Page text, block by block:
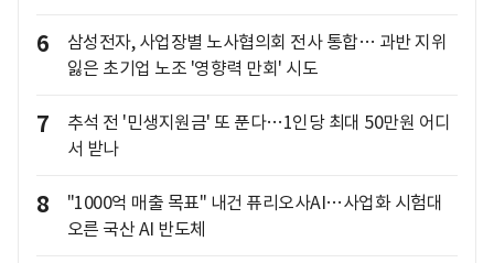
6
삼성전자, 사업장별 노사협의회 전사 통합… 과반 지위
잃은 초기업 노조 '영향력 만회' 시도
7
추석 전 '민생지원금' 또 푼다…1인당 최대 50만원 어디
서 받나
8
"1000억 매출 목표" 내건 퓨리오사AI…사업화 시험대
오른 국산 AI 반도체